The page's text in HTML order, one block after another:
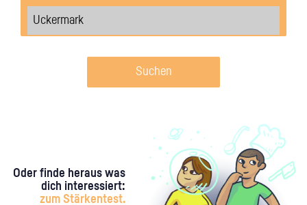
Suchen
Oder finde heraus was
dich interessiert:
zum Stärkentest.